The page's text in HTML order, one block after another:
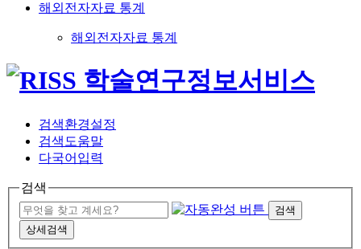
해외전자자료 통계
해외전자자료 통계
검색환경설정
검색도움말
다국어입력
검색
검색
상세검색